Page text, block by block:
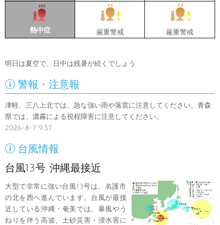
熱中症 厳重警戒 厳重警戒
明日は夏空で、日中は残暑が続くでしょう
 警報・注意報
津軽、三八上北では、急な強い雨や落雷に注意してください。青森
県では、濃霧による視程障害に注意してください。
2026-8-7 9:57
 台風情報
台風13号 沖縄最接近
大型で非常に強い台風13号は、名護市
の北を西へ進んでいます。台風が最接
近している沖縄・奄美では、暴風やう
ねりを伴う高波、土砂災害・浸水害に